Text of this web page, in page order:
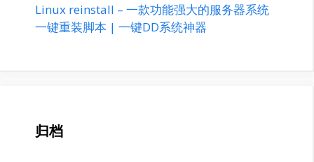
Linux reinstall – 一款功能强大的服务器系统
一键重装脚本 | 一键DD系统神器
归档